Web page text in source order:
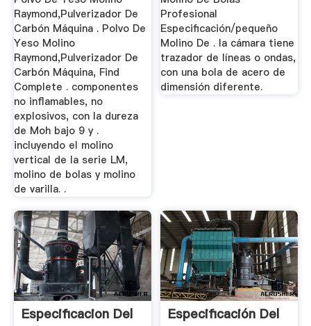
Raymond,Pulverizador De
Carbón Máquina . Polvo De
Yeso Molino
Raymond,Pulverizador De
Carbón Máquina, Find
Complete . componentes
no inflamables, no
explosivos, con la dureza
de Moh bajo 9 y .
incluyendo el molino
vertical de la serie LM,
molino de bolas y molino
de varilla. .
Profesional
Especificación/pequeño
Molino De . la cámara tiene
trazador de líneas o ondas,
con una bola de acero de
dimensión diferente.
Especificacion Del
Especificación Del